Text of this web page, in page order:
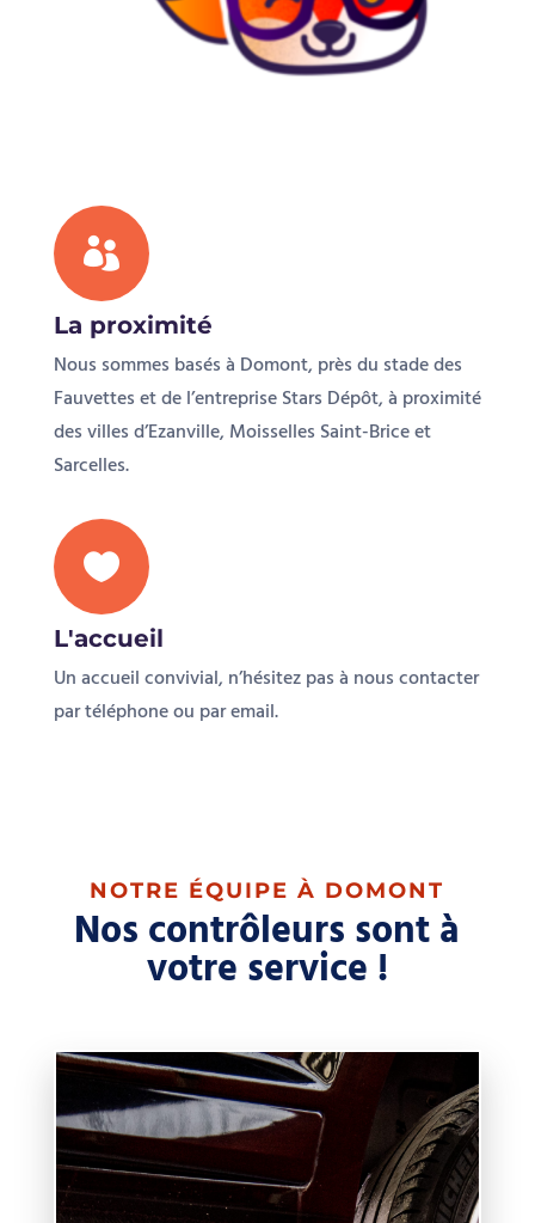

La proximité
Nous sommes basés à Domont, près du stade des
Fauvettes et de l’entreprise Stars Dépôt, à proximité
des villes d’Ezanville, Moisselles Saint-Brice et
Sarcelles.

L'accueil
Un accueil convivial, n’hésitez pas à nous contacter
par téléphone ou par email.
NOTRE ÉQUIPE À DOMONT
Nos contrôleurs sont à
votre service !